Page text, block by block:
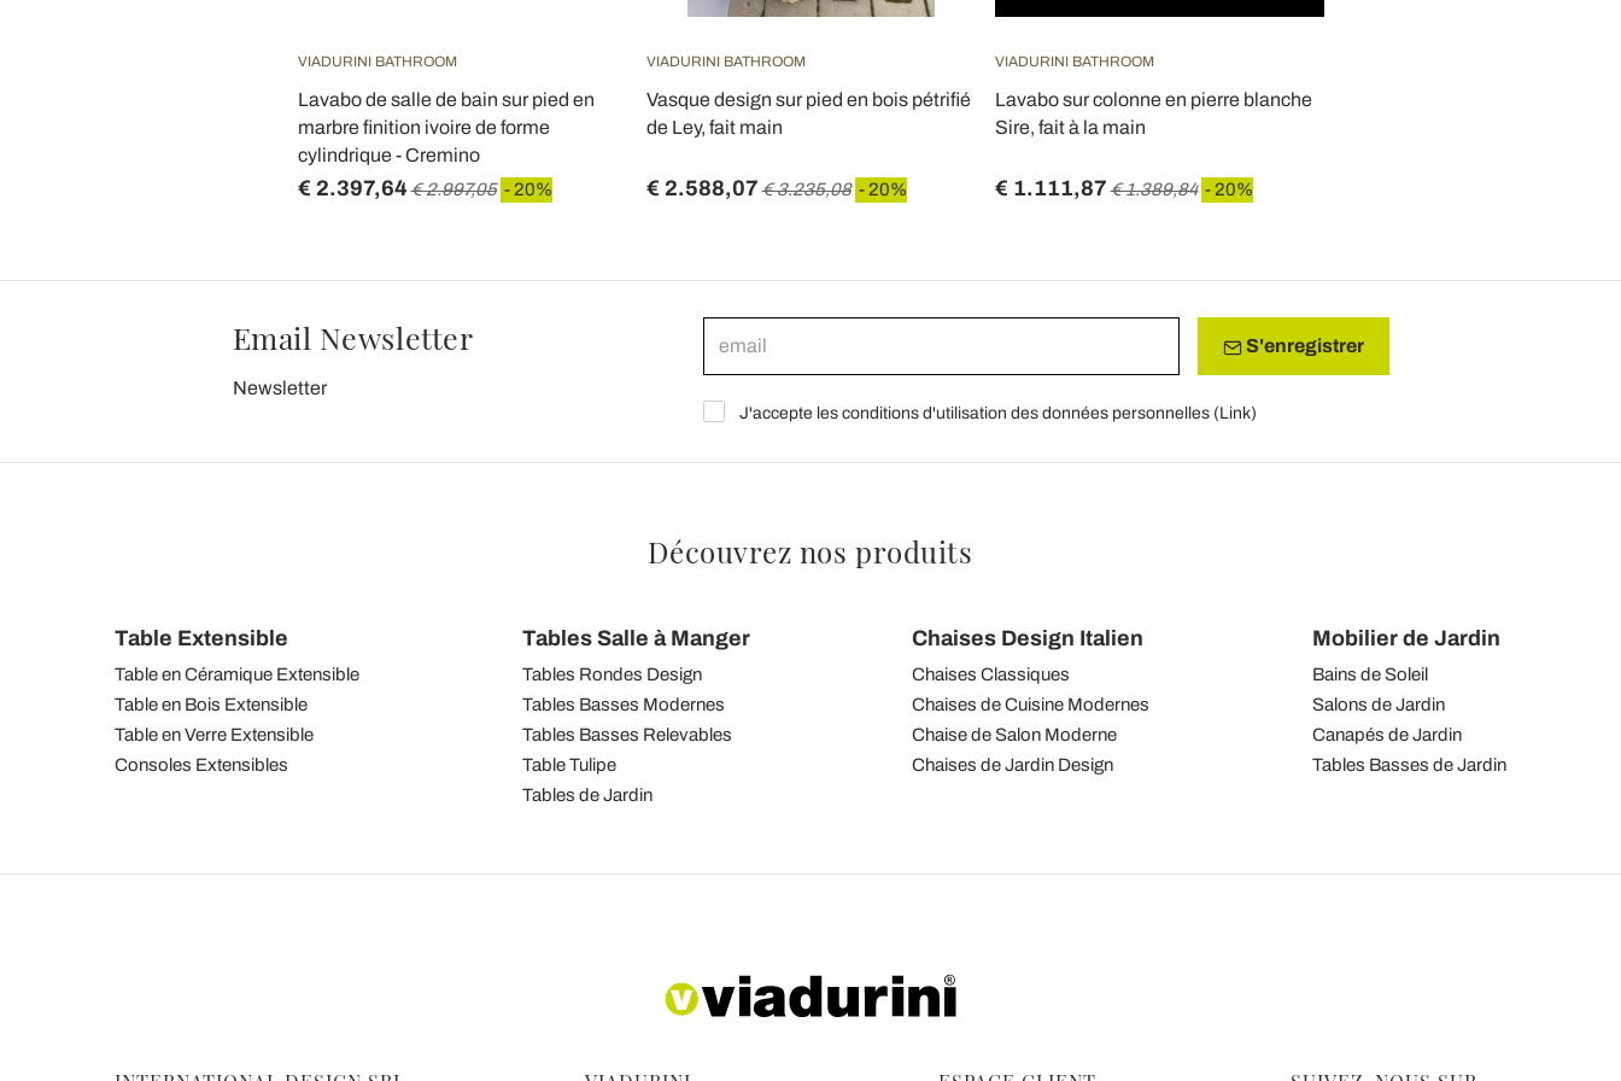
VIADURINI BATHROOM
Lavabo de salle de bain sur pied en
marbre finition ivoire de forme
cylindrique - Cremino
€ 2.397,64€ 2.997,05 - 20%
VIADURINI BATHROOM
Vasque design sur pied en bois pétrifié
de Ley, fait main
€ 2.588,07 € 3.235,08 - 20%
VIADURINI BATHROOM
Lavabo sur colonne en pierre blanche
Sire, fait à la main
€ 1.111,87 € 1.389,84 - 20%
Email Newsletter
Newsletter
S'enregistrer
J'accepte les conditions d'utilisation des données personnelles (Link)
Découvrez nos produits
Table Extensible
Table en Céramique Extensible
Table en Bois Extensible
Table en Verre Extensible
Consoles Extensibles
Tables Salle à Manger
Tables Rondes Design
Tables Basses Modernes
Tables Basses Relevables
Table Tulipe
Tables de Jardin
Chaises Design Italien
Chaises Classiques
Chaises de Cuisine Modernes
Chaise de Salon Moderne
Chaises de Jardin Design
Mobilier de Jardin
Bains de Soleil
Salons de Jardin
Canapés de Jardin
Tables Basses de Jardin